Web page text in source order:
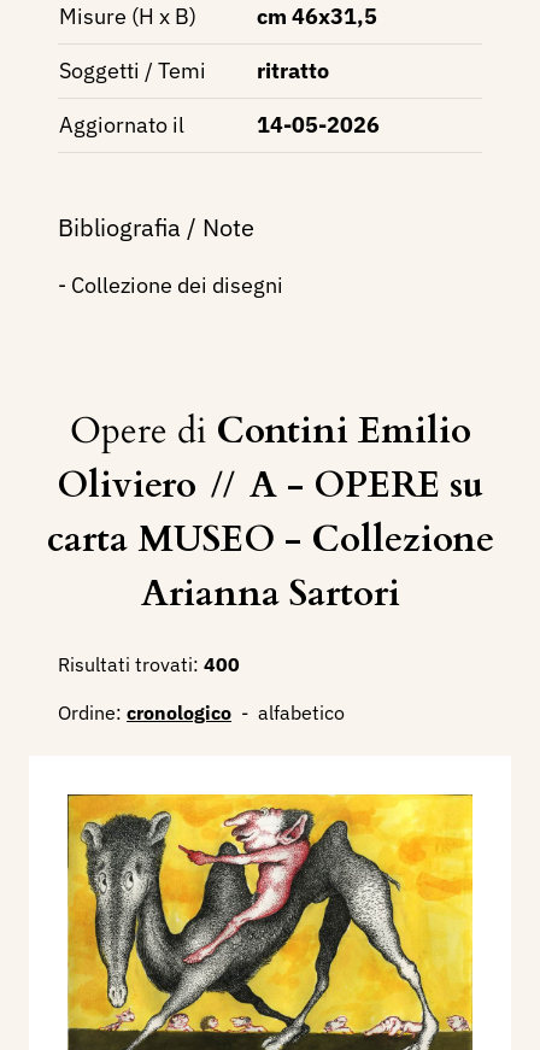
Misure (H x B)
cm 46x31,5
Soggetti / Temi
ritratto
Aggiornato il
14-05-2026
Bibliografia / Note
- Collezione dei disegni
Opere di Contini Emilio
Oliviero // A - OPERE su
carta MUSEO - Collezione
Arianna Sartori
Risultati trovati: 400
Ordine: cronologico - alfabetico